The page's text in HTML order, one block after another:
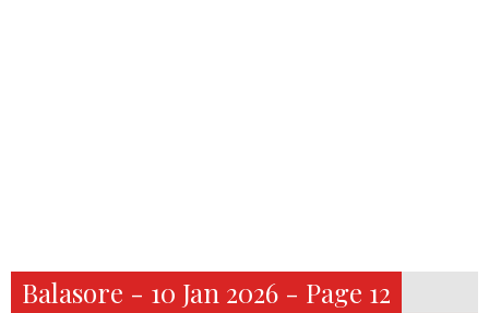
Balasore - 10 Jan 2026 - Page 12